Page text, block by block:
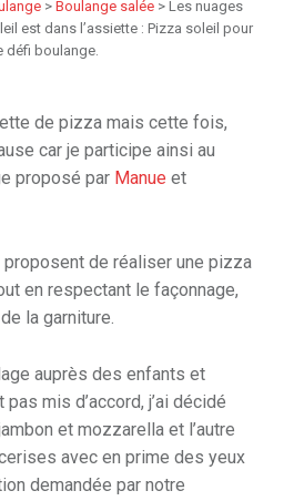
> Boulange salée> Les nuages
est dans l’assiette : Pizza soleil pour
défi boulange.
de pizza mais cette fois,
car je participe ainsi au
proposé par Manue et
de réaliser une pizza
en respectant le façonnage,
la garniture.
auprès des enfants et
mis d’accord, j’ai décidé
et mozzarella et l’autre
avec en prime des yeux
demandée par notre